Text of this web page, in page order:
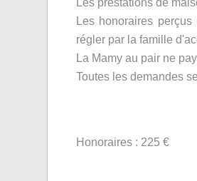
Les prestations de
Les honoraires
régler par la famille
La Mamy au pair ne
Toutes les demandes
Honoraires : 225 €